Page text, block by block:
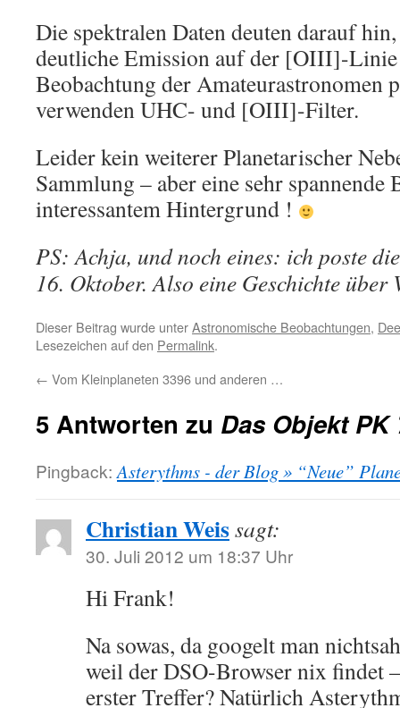
Die spektralen Daten deuten darauf
deutliche Emission auf der [OIII]-Linie
Beobachtung der Amateurastronomen
verwenden UHC- und [OIII]-Filter.
Leider kein weiterer Planetarischer
Sammlung – aber eine sehr spannende
interessantem Hintergrund !
PS: Achja, und noch eines: ich poste
16. Oktober. Also eine Geschichte über
Dieser Beitrag wurde unterAstronomische Beobachtungen,
Lesezeichen auf den Permalink.
← Vom Kleinplaneten 3396 und anderen …
5 Antworten zu Das Objekt PK
Pingback: Asterythms - der Blog » “Neue”
Christian Weissagt:
30. Juli 2012 um 18:37 Uhr
Hi Frank!
Na sowas, da googelt man
weil der DSO-Browser nix findet
erster Treffer? Natürlich